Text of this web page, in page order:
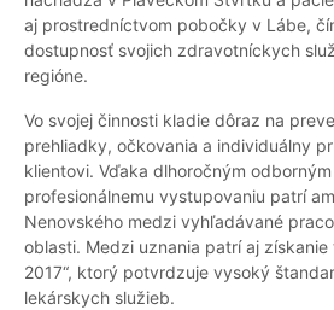
aj prostredníctvom pobočky v Lábe,
dostupnosť svojich zdravotníckych
regióne.
Vo svojej činnosti kladie dôraz na
prehliadky, očkovania a individuálny
klientovi. Vďaka dlhoročným
profesionálnemu vystupovaniu patrí
Nenovského medzi vyhľadávané
oblasti. Medzi uznania patrí aj získanie
2017“, ktorý potvrdzuje vysoký
lekárskych služieb.